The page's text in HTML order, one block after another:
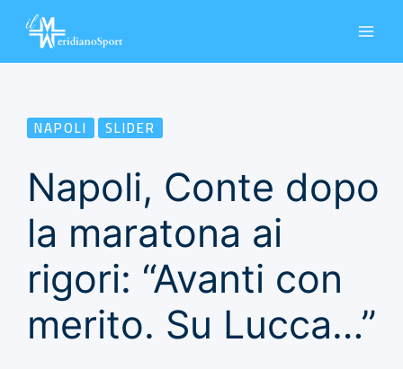
NAPOLI SLIDER
Napoli, Conte dopo
la maratona ai
rigori: “Avanti con
merito. Su Lucca…”